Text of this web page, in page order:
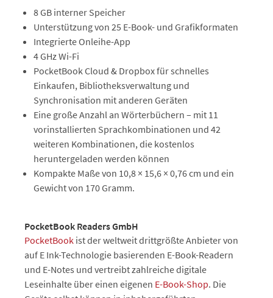
8 GB interner Speicher
Unterstützung von 25 E-Book- und Grafikformaten
Integrierte Onleihe-App
4 GHz Wi-Fi
PocketBook Cloud & Dropbox für schnelles
Einkaufen, Bibliotheksverwaltung und
Synchronisation mit anderen Geräten
Eine große Anzahl an Wörterbüchern – mit 11
vorinstallierten Sprachkombinationen und 42
weiteren Kombinationen, die kostenlos
heruntergeladen werden können
Kompakte Maße von 10,8 × 15,6 × 0,76 cm und ein
Gewicht von 170 Gramm.
PocketBook Readers GmbH
PocketBook ist der weltweit drittgrößte Anbieter von
auf E Ink-Technologie basierenden E-Book-Readern
und E-Notes und vertreibt zahlreiche digitale
Leseinhalte über einen eigenen E-Book-Shop. Die